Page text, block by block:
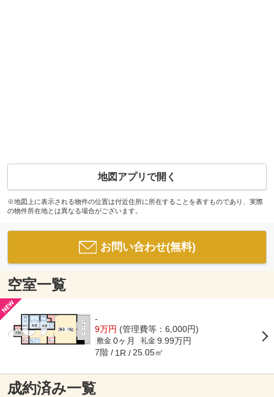
地図アプリで開く
※地図上に表示される物件の位置は付近住所に所在することを表すものであり、実際
の物件所在地とは異なる場合がございます。
お問い合わせ(無料)
空室一覧
-
9万円 (管理費等：6,000円)
敷金 0ヶ月 礼金 9.99万円
7階 1R 25.05㎡
成約済み一覧